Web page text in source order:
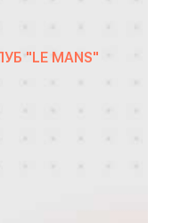
"LE MANS"